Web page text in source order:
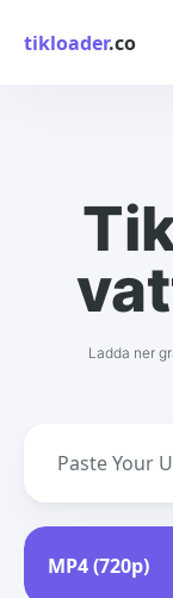
tikloader.co
Ladda ner